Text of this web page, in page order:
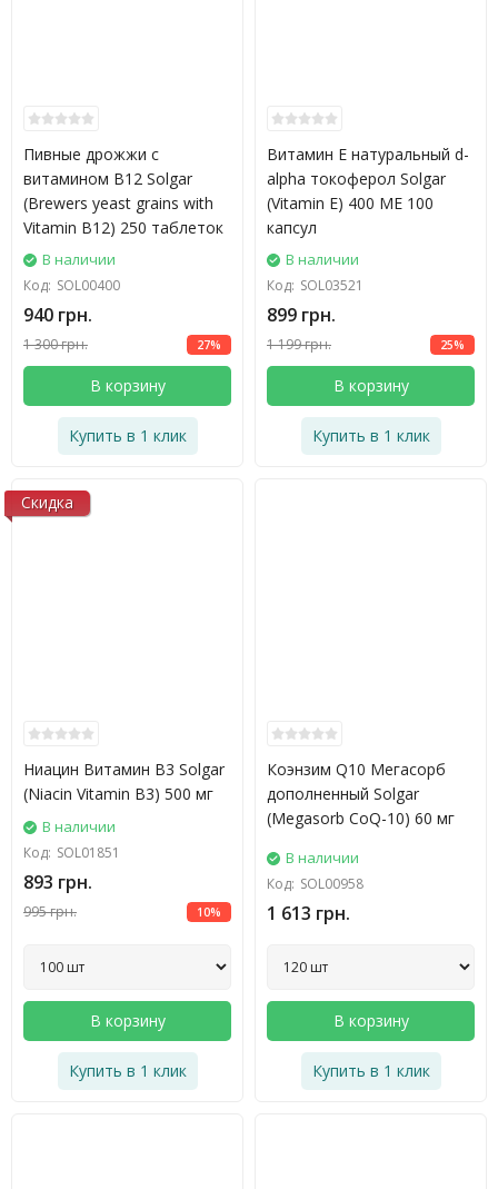
Пивные дрожжи с
витамином B12 Solgar
(Brewers yeast grains with
Vitamin B12) 250 таблеток
В наличии
Код: SOL00400
940 грн.
1 300 грн. 27%
В корзину
Купить в 1 клик
Витамин E натуральный d-
alpha токоферол Solgar
(Vitamin E) 400 ME 100
капсул
В наличии
Код: SOL03521
899 грн.
1 199 грн. 25%
В корзину
Купить в 1 клик
Скидка
Ниацин Витамин B3 Solgar
(Niacin Vitamin B3) 500 мг
В наличии
Код: SOL01851
893 грн.
995 грн. 10%
В корзину
Купить в 1 клик
Коэнзим Q10 Мегасорб
дополненный Solgar
(Megasorb CoQ-10) 60 мг
В наличии
Код: SOL00958
1 613 грн.
В корзину
Купить в 1 клик